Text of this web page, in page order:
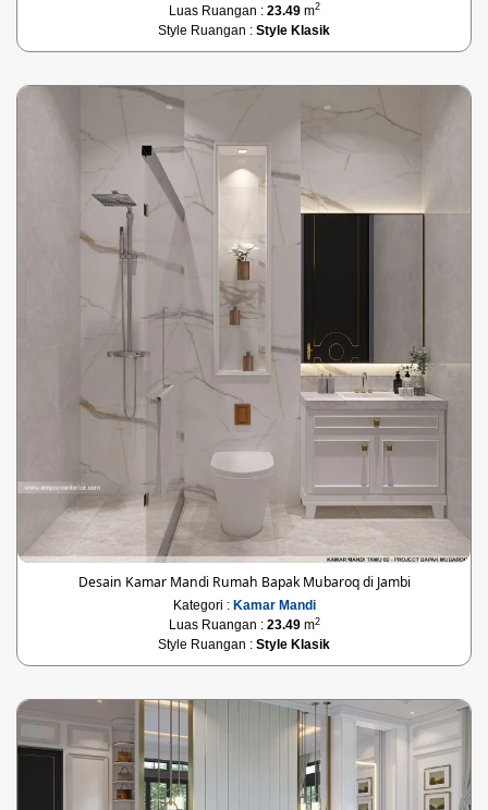
Luas Ruangan : 23.49m2
Style Ruangan : Style Klasik
Desain Kamar Mandi Rumah Bapak Mubaroq di Jambi
Kategori : Kamar Mandi
Luas Ruangan : 23.49m2
Style Ruangan : Style Klasik